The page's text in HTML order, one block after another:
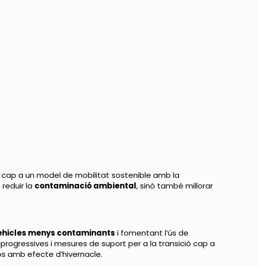
a un model de mobilitat sostenible amb la
la contaminació ambiental, sinó també millorar
menys contaminants i fomentant l’ús de
i mesures de suport per a la transició cap a
amb efecte d’hivernacle.